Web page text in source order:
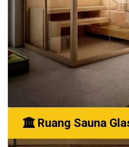
Ruang Sauna